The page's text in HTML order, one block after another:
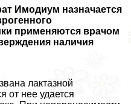
Имодиум назначается
применяются врачом
наличия
лактазной
от нее удается